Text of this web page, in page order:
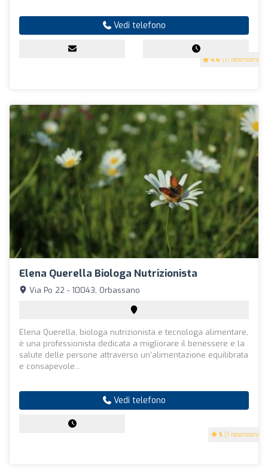
4.6 (11 recensioni)
Vedi telefono
Elena Querella Biologa Nutrizionista
5 (1 recensioni)
Via Po 22 - 10043, Orbassano
Elena Querella, biologa nutrizionista e tecnologa alimentare,
è una professionista dedicata a migliorare il benessere e la
salute delle persone attraverso un’alimentazione equilibrata
e consapevole...
Vedi telefono